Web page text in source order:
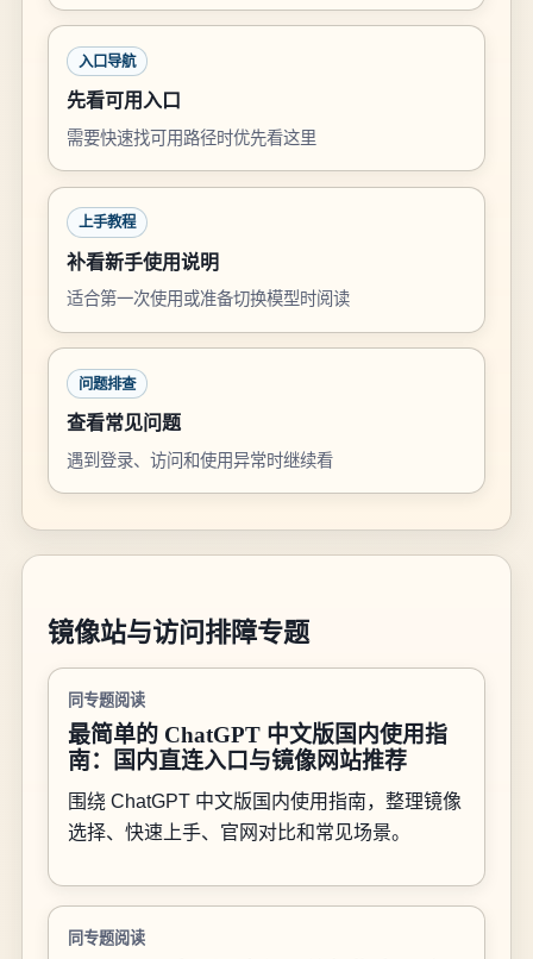
入口导航
先看可用入口
需要快速找可用路径时优先看这里
上手教程
补看新手使用说明
适合第一次使用或准备切换模型时阅读
问题排查
查看常见问题
遇到登录、访问和使用异常时继续看
镜像站与访问排障专题
同专题阅读
最简单的 ChatGPT 中文版国内使用指
南：国内直连入口与镜像网站推荐
围绕 ChatGPT 中文版国内使用指南，整理镜像
选择、快速上手、官网对比和常见场景。
同专题阅读